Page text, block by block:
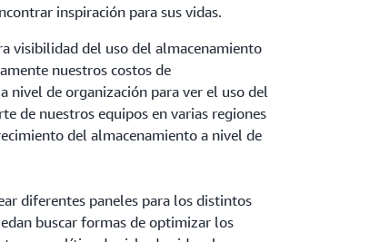
inspiración para sus vidas.
visibilidad del uso del almacenamiento
nuestros costos de
nivel de organización para ver el uso del
de nuestros equipos en varias regiones
del almacenamiento a nivel de
diferentes paneles para los distintos
buscar formas de optimizar los